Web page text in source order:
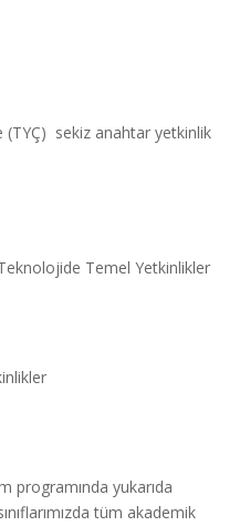
(TYÇ) sekiz anahtar yetkinlik
Temel Yetkinlikler
programında yukarıda
tüm akademik